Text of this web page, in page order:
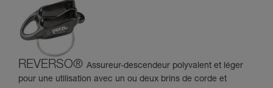
REVERSO® Assureur-descendeur polyvalent et léger
pour une utilisation avec un ou deux brins de corde et